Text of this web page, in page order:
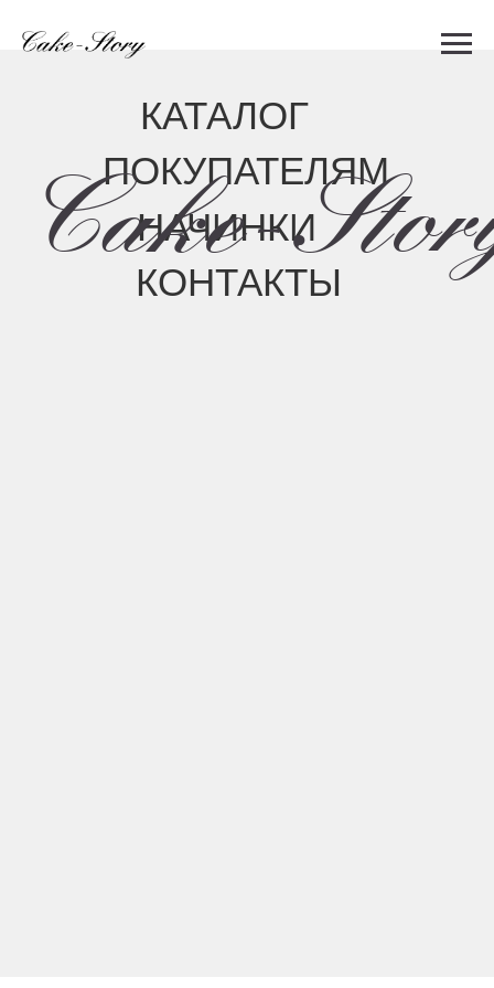
ПОКУПАТЕЛЯМ
НАЧИНКИ
КОНТАКТЫ
Cake-Story